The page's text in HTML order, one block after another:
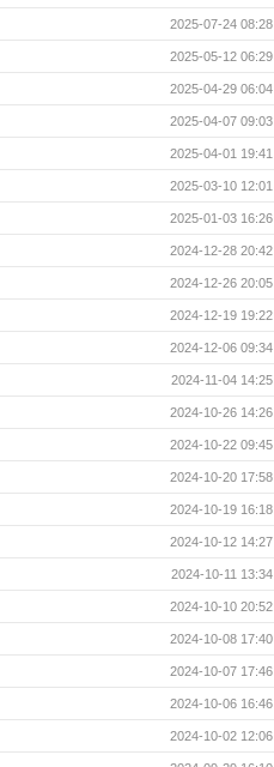
2025-07-24 08:28
2025-05-12 06:29
2025-04-29 06:04
2025-04-07 09:03
2025-04-01 19:41
2025-03-10 12:01
2025-01-03 16:26
2024-12-28 20:42
2024-12-26 20:05
2024-12-19 19:22
2024-12-06 09:34
2024-11-04 14:25
2024-10-26 14:26
2024-10-22 09:45
2024-10-20 17:58
2024-10-19 16:18
2024-10-12 14:27
2024-10-11 13:34
2024-10-10 20:52
2024-10-08 17:40
2024-10-07 17:46
2024-10-06 16:46
2024-10-02 12:06